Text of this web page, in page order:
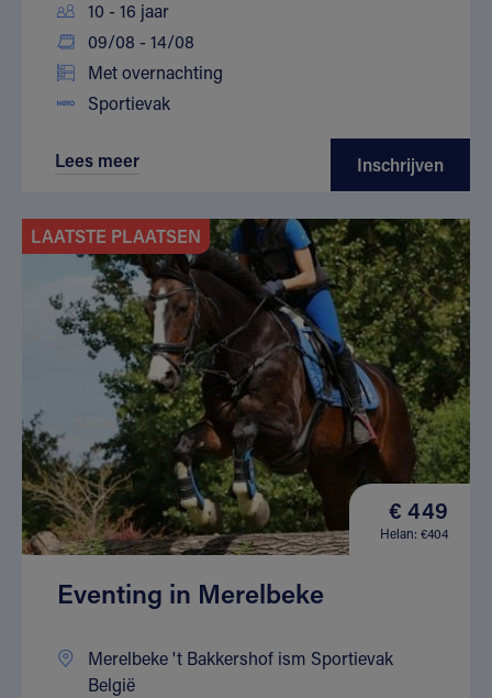
10 - 16 jaar
09/08 - 14/08
Met overnachting
Sportievak
Lees meer Inschrijven
LAATSTE PLAATSEN
€ 449
Helan: €404
Eventing in Merelbeke
Merelbeke 't Bakkershof ism Sportievak
België